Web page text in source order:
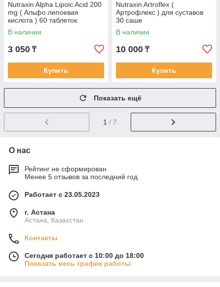
Nutraxin Alpha Lipoic Acid 200
mg ( Альфо липоевая
кислота ) 60 таблеток
В наличии
3 050 ₸
Купить
Nutraxin Artroflex (
Артрофлекс ) для суставов
30 саше
В наличии
10 000 ₸
Купить
Показать ещё
1 / 7
О нас
Рейтинг не сформирован
Менее 5 отзывов за последний год
Работает с 23.05.2023
г. Астана
Астана, Казахстан
Контакты
Сегодня работает с 10:00 до 18:00
Показать весь график работы